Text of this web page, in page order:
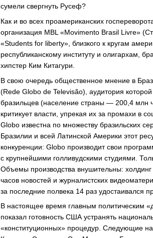
сумели свергнуть Русеф?
Как и во всех проамериканских
организация MBL «Movimento Brasil Livre»
«Students for liberty», близкого к кругам
республиканскому институту и олигархам,
хипстер Ким Китагури.
В свою очередь общественное мнение в
(Rede Globo de Televisão), аудитория
бразильцев (население страны — 200,4 млн
критикует власти, упрекая их за промахи в
Globo известна по множеству бразильских
Бразилии и всей Латинской Америки этот
конкуренции: Globo производит свои
с крупнейшими голливудскими студиями.
Объемы производства внушительны: холдинг
часов новостей и журналистских
за последние полвека 14 раз удостаивался
В настоящее время главным политическим
показал готовность США устранять
«конституционных» процедур. Следующие